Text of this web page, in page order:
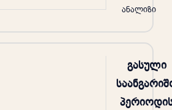
ანალიზი
გასული